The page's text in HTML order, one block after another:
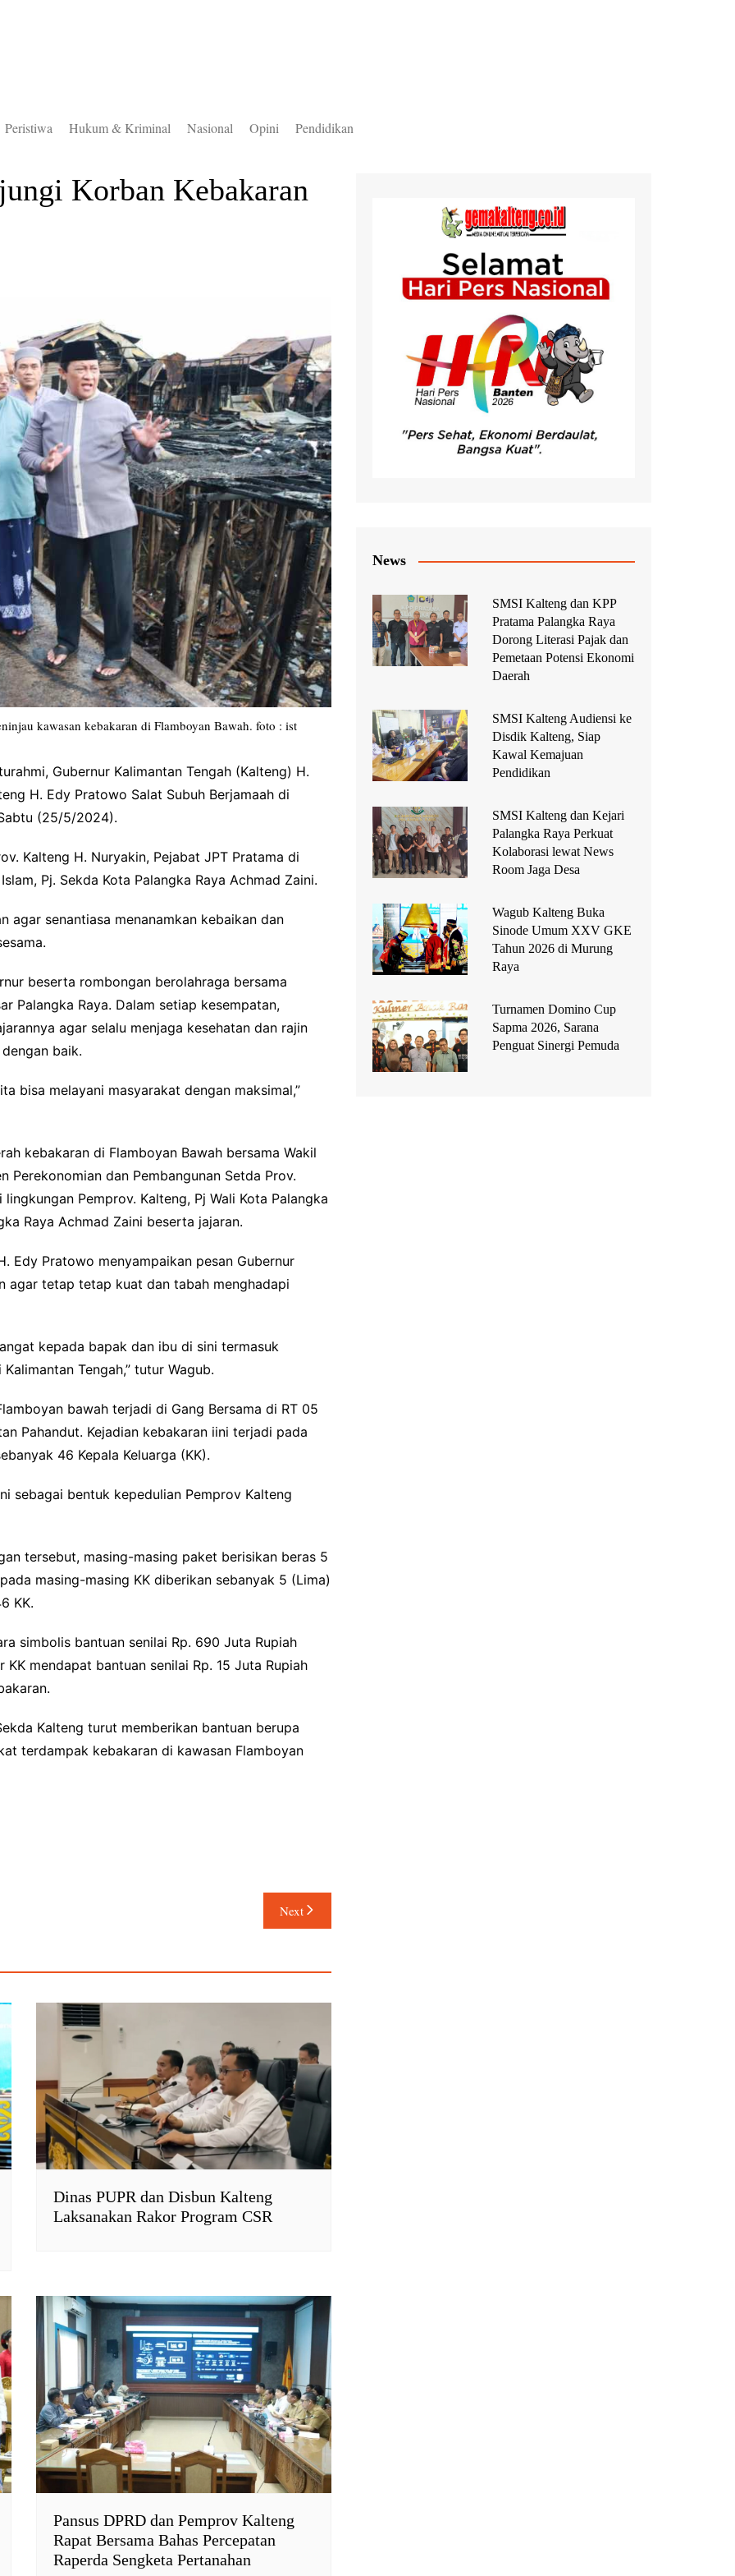
Timur
Utara
Barat
Timur
Raya
Raya
Pisau
Peristiwa Hukum & Kriminal Nasional Opini Pendidikan
Korban Kebakaran
kawasan kebakaran di Flamboyan Bawah. foto : ist
Gubernur Kalimantan Tengah (Kalteng) H.
H. Edy Pratowo Salat Subuh Berjamaah di
(25/5/2024).
Kalteng H. Nuryakin, Pejabat JPT Pratama di
Pj. Sekda Kota Palangka Raya Achmad Zaini.
agar senantiasa menanamkan kebaikan dan
beserta rombongan berolahraga bersama
Palangka Raya. Dalam setiap kesempatan,
agar selalu menjaga kesehatan dan rajin
baik.
bisa melayani masyarakat dengan maksimal,”
kebakaran di Flamboyan Bawah bersama Wakil
Perekonomian dan Pembangunan Setda Prov.
Pemprov. Kalteng, Pj Wali Kota Palangka
Raya Achmad Zaini beserta jajaran.
Edy Pratowo menyampaikan pesan Gubernur
agar tetap tetap kuat dan tabah menghadapi
kepada bapak dan ibu di sini termasuk
Tengah,” tutur Wagub.
bawah terjadi di Gang Bersama di RT 05
Pahandut. Kejadian kebakaran iini terjadi pada
46 Kepala Keluarga (KK).
sebagai bentuk kepedulian Pemprov Kalteng
tersebut, masing-masing paket berisikan beras 5
masing-masing KK diberikan sebanyak 5 (Lima)
KK.
simbolis bantuan senilai Rp. 690 Juta Rupiah
mendapat bantuan senilai Rp. 15 Juta Rupiah
Kalteng turut memberikan bantuan berupa
terdampak kebakaran di kawasan Flamboyan
Next
Dinas PUPR dan Disbun Kalteng
Laksanakan Rakor Program CSR
Pansus DPRD dan Pemprov Kalteng
Rapat Bersama Bahas Percepatan
Raperda Sengketa Pertanahan
News
SMSI Kalteng dan KPP
Pratama Palangka Raya
Dorong Literasi Pajak dan
Pemetaan Potensi Ekonomi
Daerah
SMSI Kalteng Audiensi ke
Disdik Kalteng, Siap
Kawal Kemajuan
Pendidikan
SMSI Kalteng dan Kejari
Palangka Raya Perkuat
Kolaborasi lewat News
Room Jaga Desa
Wagub Kalteng Buka
Sinode Umum XXV GKE
Tahun 2026 di Murung
Raya
Turnamen Domino Cup
Sapma 2026, Sarana
Penguat Sinergi Pemuda